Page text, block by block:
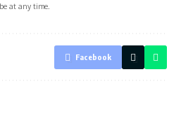
at any time.
Facebook